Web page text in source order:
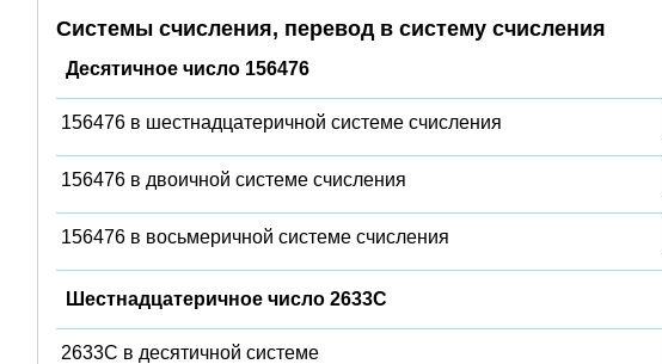
Системы счисления, перевод в систему счисления
Десятичное число 156476
156476 в шестнадцатеричной системе счисления
156476 в двоичной системе счисления
156476 в восьмеричной системе счисления
Шестнадцатеричное число 2633C
2633C в десятичной системе